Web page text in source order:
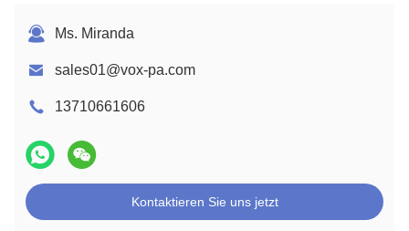
Ms. Miranda
sales01@vox-pa.com
13710661606
Kontaktieren Sie uns jetzt